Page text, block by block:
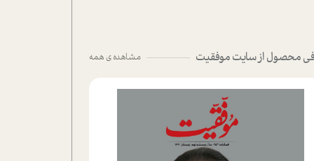
محصول از سایت موفقیت مشاهده ی همه